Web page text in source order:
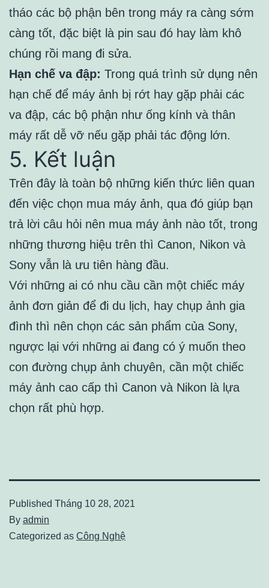
tháo các bộ phận bên trong máy ra càng sớm
càng tốt, đặc biệt là pin sau đó hay làm khô
chúng rồi mang đi sửa.
Hạn chế va đập: Trong quá trình sử dụng nên
hạn chế để máy ảnh bị rớt hay gặp phải các
va đập, các bộ phận như ống kính và thân
máy rất dễ vỡ nếu gặp phải tác động lớn.
5. Kết luận
Trên đây là toàn bộ những kiến thức liên quan
đến việc chọn mua máy ảnh, qua đó giúp bạn
trả lời câu hỏi nên mua máy ảnh nào tốt, trong
những thương hiệu trên thì Canon, Nikon và
Sony vẫn là ưu tiên hàng đầu.
Với những ai có nhu cầu cần một chiếc máy
ảnh đơn giản để đi du lịch, hay chụp ảnh gia
đình thì nên chọn các sản phẩm của Sony,
ngược lại với những ai đang có ý muốn theo
con đường chụp ảnh chuyên, cần một chiếc
máy ảnh cao cấp thì Canon và Nikon là lựa
chọn rất phù hợp.
Published Tháng 10 28, 2021
By admin
Categorized as Công Nghệ